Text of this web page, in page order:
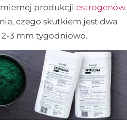
produkcji estrogenów.
czego skutkiem jest dwa
2-3 mm tygodniowo.